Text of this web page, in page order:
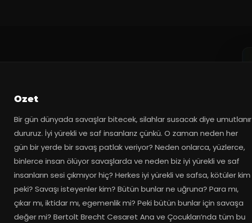
Ozet
Bir gün dünyada savaşlar bitecek, silahlar susacak diye umutlanır
dururuz. İyi yürekli ve saf insanlarız çünkü. O zaman neden her
gün bir yerde bir savaş patlak veriyor? Neden onlarca, yüzlerce,
binlerce insan ölüyor savaşlarda ve neden biz iyi yürekli ve saf
insanların sesi çıkmıyor hiç? Herkes iyi yürekli ve safsa, kötüler kim
peki? Savaşı isteyenler kim? Bütün bunlar ne uğruna? Para mı,
çıkar mı, iktidar mı, egemenlik mi? Peki bütün bunlar için savaşa
değer mi? Bertolt Brecht Cesaret Ana ve Çocukları’nda tüm bu